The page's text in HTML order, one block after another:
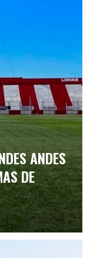
ANDES
DE